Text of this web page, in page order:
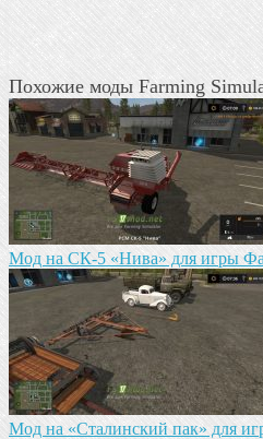
Похожие моды Farming
Mод на СК-5 «Нива» для игры
Мод на «Сталинский пак» для